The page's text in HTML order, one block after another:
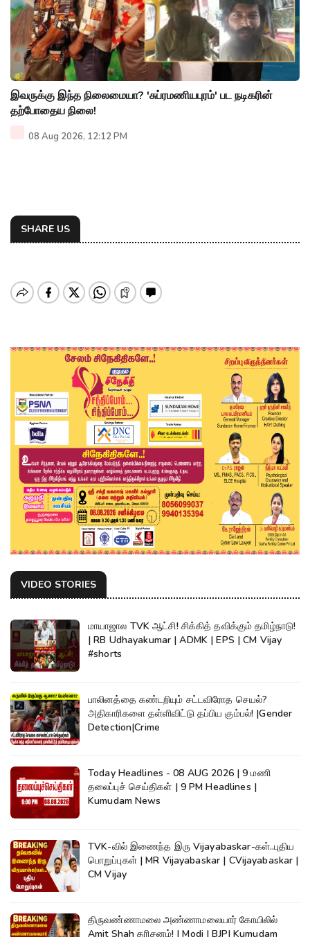
இவருக்கு இந்த நிலைமையா? 'சுப்ரமணியபுரம்' பட நடிகரின்
தற்போதைய நிலை!
08 Aug 2026, 12:12 PM
SHARE US
VIDEO STORIES
மாயாஜால TVK ஆட்சி! சிக்கித் தவிக்கும் தமிழ்நாடு!
| RB Udhayakumar | ADMK | EPS | CM Vijay
#shorts
பாலினத்தை கண்டறியும் சட்டவிரோத செயல்?
அதிகாரிகளை தள்ளிவிட்டு தப்பிய கும்பல்! |Gender
Detection|Crime
Today Headlines - 08 AUG 2026 | 9 மணி
தலைப்புச் செய்திகள் | 9 PM Headlines |
Kumudam News
TVK-வில் இணைந்த இரு Vijayabaskar-கள்..புதிய
பொறுப்புகள் | MR Vijayabaskar | CVijayabaskar |
CM Vijay
திருவண்ணாமலை அண்ணாமலையார் கோயிலில்
Amit Shah தரிசனம்! | Modi | BJP| Kumudam